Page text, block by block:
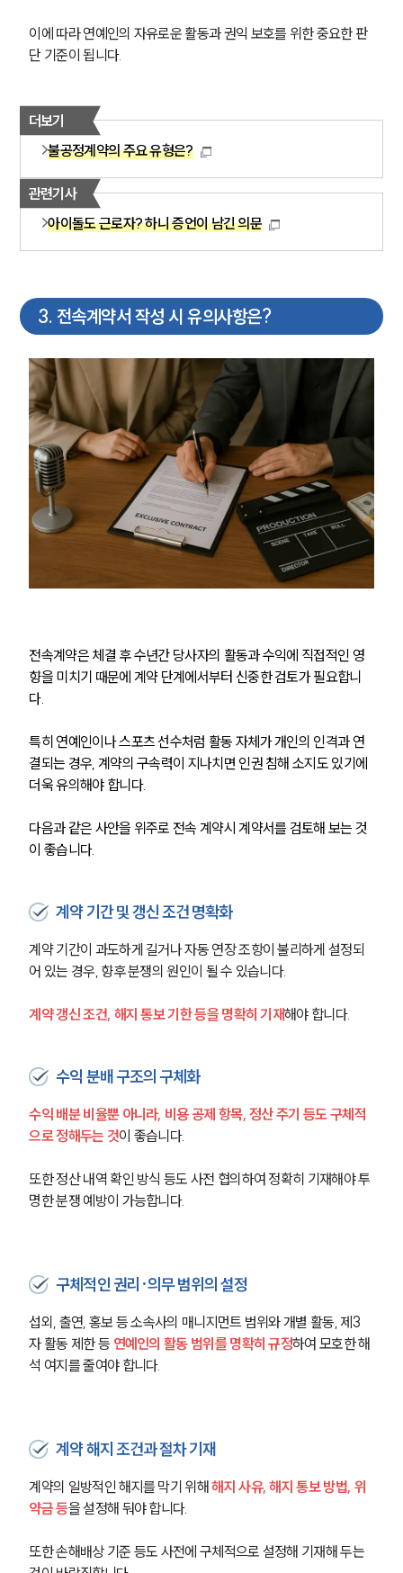
그룹소개
글로벌 파트너 로펌
고객의 소리
AI대륜
사례분석/최신동향
법률정보
고객후기
업무분야
이에 따라 연예인의 자유로운 활동과 권익 보호를 위한 중요한 판
단 기준이 됩니다.
더보기
불공정계약의 주요 유형은?
관련기사
아이돌도 근로자? 하니 증언이 남긴 의문
3. 전속계약서 작성 시 유의사항은?
전속계약은 체결 후 수년간 당사자의 활동과 수익에 직접적인 영
향을 미치기 때문에 계약 단계에서부터 신중한 검토가 필요합니
다.
특히 연예인이나 스포츠 선수처럼 활동 자체가 개인의 인격과 연
결되는 경우, 계약의 구속력이 지나치면 인권 침해 소지도 있기에
더욱 유의해야 합니다.
다음과 같은 사안을 위주로 전속 계약시 계약서를 검토해 보는 것
이 좋습니다.
계약 기간 및 갱신 조건 명확화
계약 기간이 과도하게 길거나 자동 연장 조항이 불리하게 설정되
어 있는 경우, 향후 분쟁의 원인이 될 수 있습니다.
계약 갱신 조건, 해지 통보 기한 등을 명확히 기재해야 합니다.
수익 분배 구조의 구체화
수익 배분 비율뿐 아니라, 비용 공제 항목, 정산 주기 등도 구체적
으로 정해두는 것이 좋습니다.
또한 정산 내역 확인 방식 등도 사전 협의하여 정확히 기재해야 투
명한 분쟁 예방이 가능합니다.
구체적인 권리·의무 범위의 설정
섭외, 출연, 홍보 등 소속사의 매니지먼트 범위와 개별 활동, 제3
자 활동 제한 등 연예인의 활동 범위를 명확히 규정하여 모호한 해
석 여지를 줄여야 합니다.
계약 해지 조건과 절차 기재
계약의 일방적인 해지를 막기 위해 해지 사유, 해지 통보 방법, 위
약금 등을 설정해 둬야 합니다.
또한 손해배상 기준 등도 사전에 구체적으로 설정해 기재해 두는